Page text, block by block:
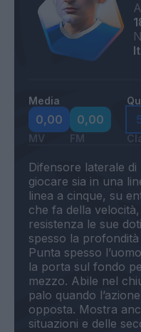
Media
0,00
MV
0,00
FM
Difensore laterale
giocare sia in una
linea a cinque, su
che fa della
resistenza le sue
spesso la
Punta spesso
la porta sul fondo
mezzo. Abile nel
palo quando
opposta. Mostra
situazioni e delle